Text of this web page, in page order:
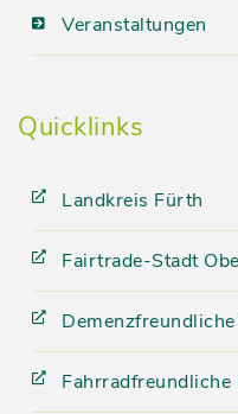
Veranstaltungen
Quicklinks
Landkreis Fürth
Fairtrade-Stadt
Fahrradfreundliche